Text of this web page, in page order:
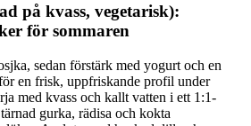
på kvass, vegetarisk):
för sommaren
sedan förstärk med yogurt och en
en frisk, uppfriskande profil under
med kvass och kallt vatten i ett 1:1-
gurka, rädisa och kokta